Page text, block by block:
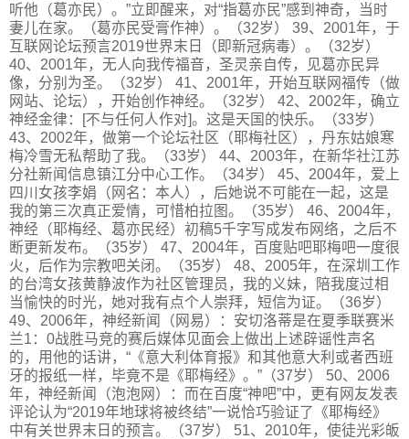
听他（葛亦民）。”立即醒来，对“指葛亦民”感到神奇，当时
妻儿在家。（葛亦民受膏作神）。（32岁） 39、2001年，于
互联网论坛预言2019世界末日（即新冠病毒）。（32岁）
40、2001年，无人向我传福音，圣灵亲自传，见葛亦民异
像，分别为圣。（32岁） 41、2001年，开始互联网福传（做
网站、论坛），开始创作神经。（32岁） 42、2002年，确立
神经金律：[不与任何人作对]。这是天国的快乐。（33岁）
43、2002年，做第一个论坛社区（耶梅社区），丹东姑娘寒
梅冷雪无私帮助了我。（33岁） 44、2003年，在新华社江苏
分社新闻信息镇江分中心工作。（34岁） 45、2004年，爱上
四川女孩李娟（网名：本人），后她说不可能在一起，这是
我的第三次真正爱情，可惜柏拉图。（35岁） 46、2004年，
神经（耶梅经、葛亦民经）初稿5千字写成发布网络，之后不
断更新发布。（35岁） 47、2004年，百度贴吧耶梅吧一度很
火，后作为宗教吧关闭。（35岁） 48、2005年，在深圳工作
的台湾女孩黄静波作为社区管理员，我的义妹，陪我度过相
当愉快的时光，她对我有点个人崇拜，短信为证。（36岁）
49、2006年，神经新闻（网易）：安切洛蒂是在夏季联赛米
兰1：0战胜马竞的赛后媒体见面会上做出上述辟谣性声名
的，用他的话讲，“《意大利体育报》和其他意大利或者西班
牙的报纸一样，毕竟不是《耶梅经》。”（37岁） 50、2006
年，神经新闻（泡泡网）：而在百度“神吧”中，更有网友发表
评论认为“2019年地球将被终结”一说恰巧验证了《耶梅经》
中有关世界末日的预言。（37岁） 51、2010年，使徒光彩皈